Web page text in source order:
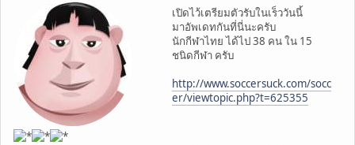
เปิดไว้เตรียมตัวรับในเร็ววันนี้
มาอัพเดทกันที่นี่นะครับ
นักกีฬาไทย ได้ไป 38 คน ใน 15
ชนิดกีฬา ครับ
http://www.soccersuck.com/socc
er/viewtopic.php?t=625355